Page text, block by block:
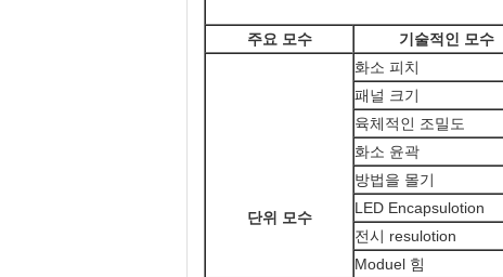
주요 모수 기술적인 모수
단위 모수
화소 피치
패널 크기
육체적인 조밀도
화소 윤곽
방법을 몰기
LED Encapsulotion
전시 resulotion
Moduel 힘